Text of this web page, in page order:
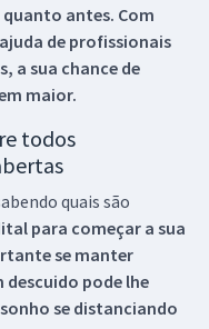
antes. Com
de profissionais
a sua chance de
maior.
todos
quais são
para começar a sua
se manter
pode lhe
se distanciando